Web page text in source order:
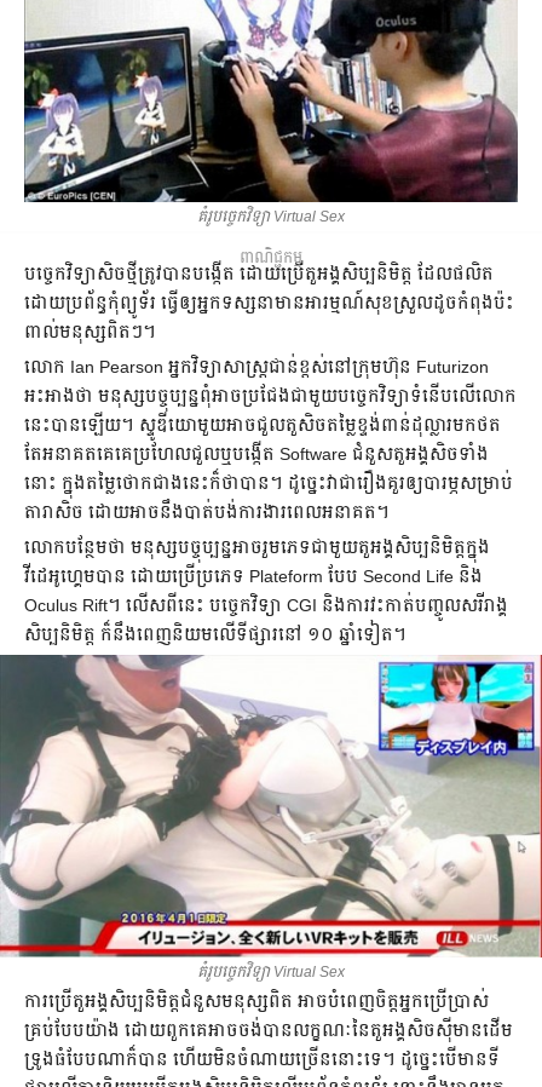
គំរូ​បច្ចេកវិទ្យា Virtual Sex
ពាណិជ្ជកម្ម
បច្ចេកវិទ្យា​សិច​ថ្មី​ត្រូវ​បាន​បង្កើត ដោយ​ប្រើ​តួអង្គ​សិប្បនិមិត្ត ដែល​ផលិត​
ដោយ​ប្រព័ន្ធ​កុំព្យូទ័រ ធ្វើ​ឲ្យ​អ្នក​ទស្សនា​មាន​អារម្មណ៍​សុខ​ស្រួល​ដូច​កំពុង​ប៉ះ
ពាល់​មនុស្ស​ពិតៗ។
លោក Ian Pearson អ្នក​វិទ្យាសាស្ត្រ​ជាន់​ខ្ពស់​នៅ​ក្រុមហ៊ុន Futurizon
អះអាង​ថា មនុស្ស​បច្ចុប្បន្ន​ពុំ​អាច​ប្រជែង​ជាមួយ​បច្ចេកវិទ្យា​ទំនើប​លើ​លោក​
នេះ​បាន​ឡើយ។ ស្ទូឌីយោ​មួយ​អាច​ជួល​តួ​សិច​តម្លៃ​ខ្ទង់​ពាន់​ដុល្លារ​មក​ថត
តែ​អនាគត​គេ​គេ​ប្រហែល​​ជួល​ឬ​បង្កើត Software ជំនួស​តួអង្គ​សិច​ទាំង​
នោះ ក្នុង​តម្លៃ​ថោក​ជាង​នេះ​ក៏​ថា​បាន។ ដូច្នេះ​វា​ជា​រឿង​គួរ​ឲ្យ​បារម្ភ​សម្រាប់
តារា​សិច ដោយ​អាច​នឹង​បាត់​បង់​ការងារ​ពេល​អនាគត។
លោក​បន្ថែម​ថា មនុស្ស​បច្ចុប្បន្ន​អាច​រួម​ភេទ​ជាមួយ​តួអង្គ​សិប្បនិមិត្ត​ក្នុង​
វីដេអូ​ហ្គេម​បាន ដោយ​ប្រើ​ប្រភេទ Plateform បែប Second Life និង
Oculus Rift។ លើស​ពី​នេះ បច្ចេកវិទ្យា CGI និង​ការ​វះកាត់​បញ្ចូល​​សរីរាង្គ​
សិប្បនិមិត្ត ក៏​នឹង​ពេញ​និយម​លើ​ទីផ្សារ​នៅ ១០ ឆ្នាំ​ទៀត។
គំរូ​បច្ចេកវិទ្យា Virtual Sex
ការ​ប្រើ​តួអង្គ​សិប្បនិមិត្ត​ជំនួស​មនុស្ស​ពិត អាច​បំពេញ​ចិត្ត​អ្នក​ប្រើប្រាស់​
គ្រប់​បែប​យ៉ាង ដោយ​ពួកគេ​អាច​ចង់​បាន​លក្ខណៈ​នៃ​តួអង្គ​សិចស៊ី​មាន​ដើម​
ទ្រូង​ធំ​បែប​ណា​ក៏​បាន ហើយ​មិន​ចំណាយ​ច្រើន​នោះ​ទេ។ ដូច្នេះ​បើ​មាន​ទី